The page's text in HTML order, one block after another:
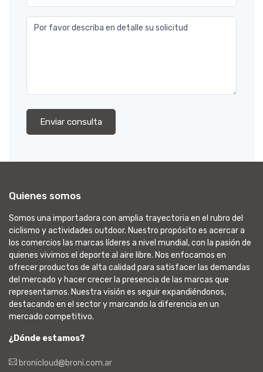
Por favor describa en detalle su solicitud
Enviar consulta
Quienes somos
Somos una importadora con amplia trayectoria en el rubro del
ciclismo y actividades outdoor. Nuestro propósito es acercar a
los comercios las marcas líderes a nivel mundial, con la pasión de
quienes vivimos el deporte al aire libre. Nos enfocamos en
ofrecer productos de alta calidad para satisfacer las demandas
del mercado y hacer crecer la presencia de las marcas que
representamos. Nuestra visión es seguir expandiéndonos,
destacando en el sector y marcando la diferencia en un
mercado competitivo.
¿Dónde estamos?
bronicloud@broni.com.ar